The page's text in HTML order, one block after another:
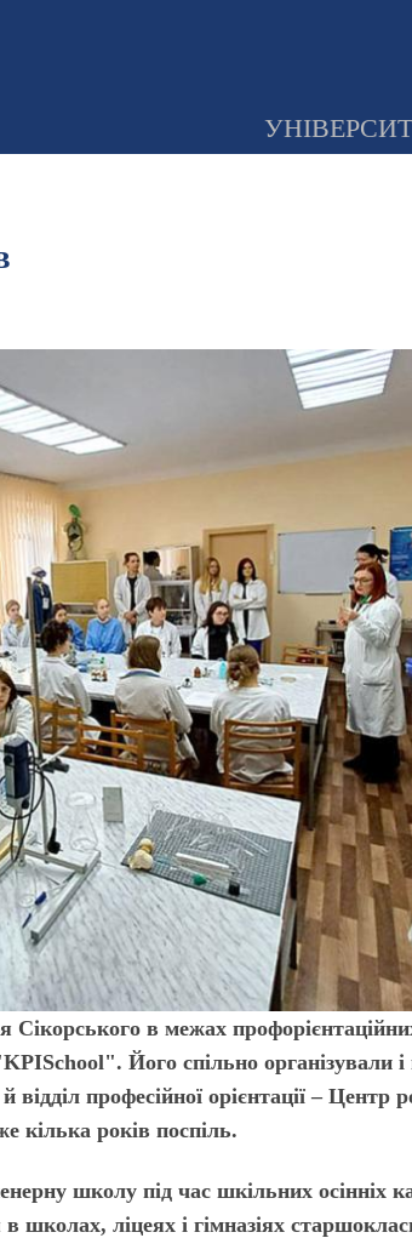
в межах
Його спільно організували і
професійної орієнтації – Центр
кілька років поспіль.
школу під час шкільних осінніх
школах, ліцеях і гімназіях